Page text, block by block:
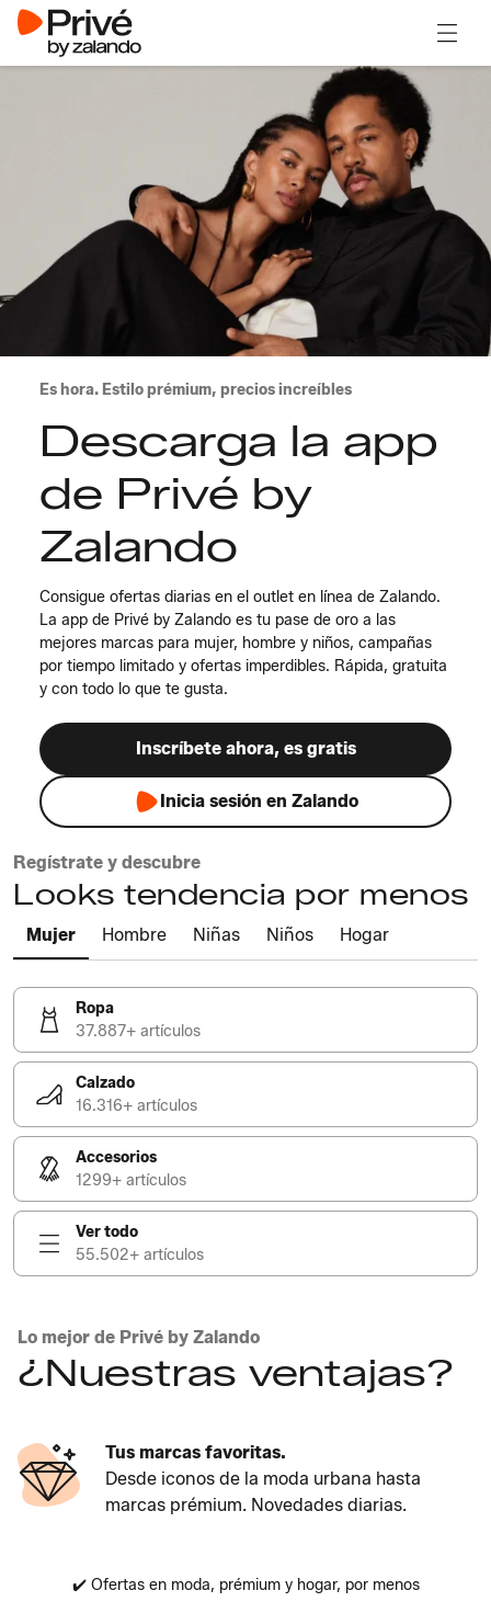
Es hora. Estilo prémium, precios increíbles
Descarga la app
de Privé by
Zalando
Consigue ofertas diarias en el outlet en línea de Zalando.
La app de Privé by Zalando es tu pase de oro a las
mejores marcas para mujer, hombre y niños, campañas
por tiempo limitado y ofertas imperdibles. Rápida, gratuita
y con todo lo que te gusta.
Inscríbete ahora, es gratis
Inicia sesión en Zalando
Regístrate y descubre
Looks tendencia por menos
Mujer Hombre Niñas Niños Hogar
Ropa
37.887+ artículos
Calzado
16.316+ artículos
Accesorios
1299+ artículos
Ver todo
55.502+ artículos
Lo mejor de Privé by Zalando
¿Nuestras ventajas?
Tus marcas favoritas.
Desde iconos de la moda urbana hasta
marcas prémium. Novedades diarias.
✔️ Ofertas en moda, prémium y hogar, por menos